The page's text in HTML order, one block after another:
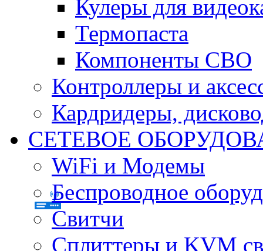
Кулеры для
Термопаста
Компоненты СВО
Контроллеры и
Кардридеры,
СЕТЕВОЕ
WiFi и Модемы
Беспроводное
Свитчи
Сплиттеры и KVM